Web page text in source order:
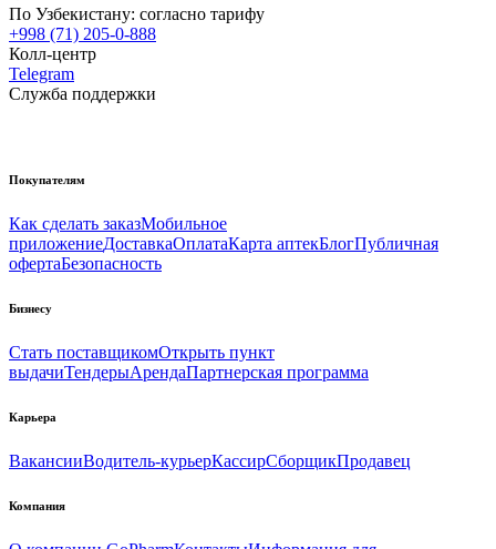
По Узбекистану: согласно тарифу
+998 (71) 205-0-888
Колл-центр
Telegram
Служба поддержки
Покупателям
Как сделать заказМобильное
приложениеДоставкаОплатаКарта аптекБлогПубличная
офертаБезопасность
Бизнесу
Стать поставщикомОткрыть пункт
выдачиТендерыАрендаПартнерская программа
Карьера
ВакансииВодитель-курьерКассирСборщикПродавец
Компания